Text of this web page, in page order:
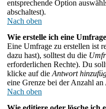
entsprechende Option
abschaltest).
Nach oben
Wie erstelle ich eine
Eine Umfrage zu erstellen ist
dazu hast), solltest du die
erforderlichen Rechte). Du
klicke auf die Antwort
eine Grenze bei der Anzahl
Nach oben